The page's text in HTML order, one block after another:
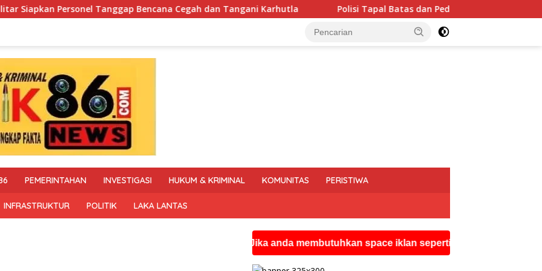
Bencana Cegah dan Tangani Karhutla Polisi Tapal Batas dan Pedalaman Hoegeng Awards 2026 Diraih Iptu Motalip
PEMERINTAHAN INVESTIGASI HUKUM & KRIMINAL KOMUNITAS PERISTIWA
INFRASTRUKTUR POLITIK LAKA LANTAS
Jika anda membutuhkan space iklan seperti ini silahkan hubungi watsapp